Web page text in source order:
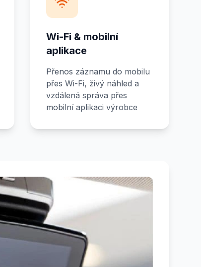
Wi-Fi & mobilní
aplikace
Přenos záznamu do mobilu
přes Wi-Fi, živý náhled a
vzdálená správa přes
mobilní aplikaci výrobce